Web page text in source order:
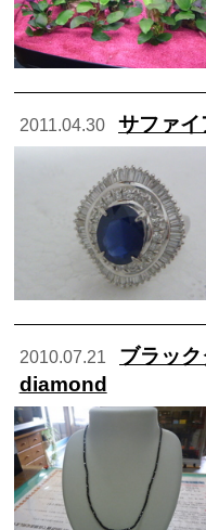
2011.04.30 サファイ
2010.07.21
ブラッ
diamond